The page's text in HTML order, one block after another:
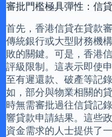
審批門檻極具彈性：信
首先，香港信貸在貸款
傳統銀行或大型財務機
敗的關鍵。可是，香港
評級限制。這表示即使
至有遲還款、破產等記
如，部分與物業相關的
時無需審批過往信貸記
響貸款申請結果。這些
資金需求的人士提供了